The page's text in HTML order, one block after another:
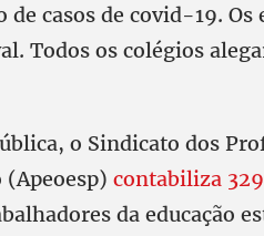
de casos de covid-19.
Todos os colégios
o Sindicato dos
(Apeoesp) contabiliza
da educação